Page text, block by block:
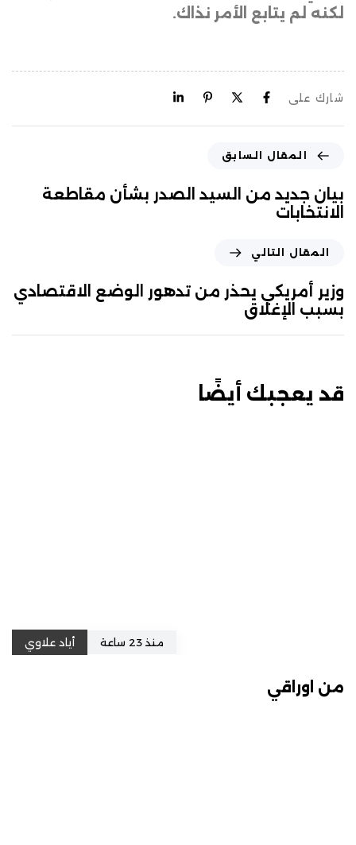
لكنه لم يتابع الأمر نذاك.
شارك على
المقال السابق
بيان جديد من السيد الصدر بشأن مقاطعة
الانتخابات
المقال التالي
وزير أمريكي يحذر من تدهور الوضع الاقتصادي
بسبب الإغلاق
قد يعجبك أيضًا
منذ 23 ساعة أياد علاوي
من اوراقي